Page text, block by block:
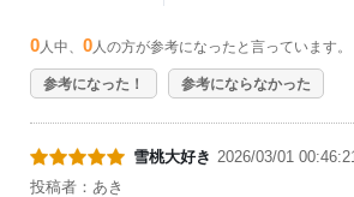
0 人中、 0 人の方が参考になったと言っています。
参考になった！ 参考にならなかった
雪桃大好き 2026/03/01
投稿者：あき